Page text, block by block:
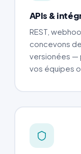
APIs &
REST,
concevons
versionées —
vos équipes